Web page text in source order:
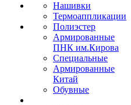
Нашивки
Термоаппликации
Полиэстер
Армированные
ПНК им.Кирова
Специальные
Армированные
Китай
Обувные